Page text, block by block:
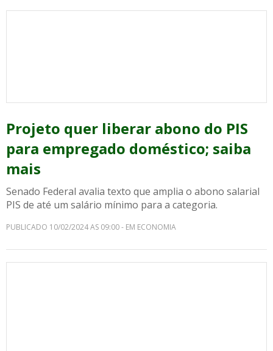
Projeto quer liberar abono do PIS
para empregado doméstico; saiba
mais
Senado Federal avalia texto que amplia o abono salarial
PIS de até um salário mínimo para a categoria.
PUBLICADO 10/02/2024 AS 09:00 - EM ECONOMIA